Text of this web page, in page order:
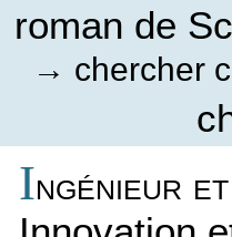
roman de
→ chercher
Ingénieur